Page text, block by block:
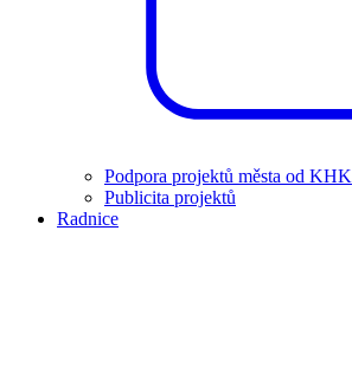
Podpora projektů města od KHK
Publicita projektů
Radnice